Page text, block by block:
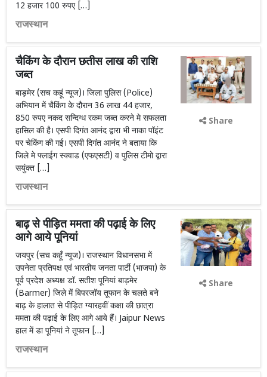
12 हजार 100 रुपए […]
राजस्थान
चैकिंग के दौरान छतीस लाख की राशि
जब्त
बाड़मेर (सच कहूं न्यूज)। जिला पुलिस (Police)
अभियान में चैकिंग के दौरान 36 लाख 44 हजार,
850 रुपए नकद सन्दिग्ध रकम जब्त करने मे सफलता
हासिल की है। एसपी दिगंत आनंद द्वारा भी नाका पॉइंट
पर चेकिंग की गई। एसपी दिगंत आनंद ने बताया कि
जिले मे फ्लाईग स्क्वाड (एफएसटी) व पुलिस टीमो द्वारा
सयुंक्त […]
राजस्थान
Share
बाढ़ से पीड़ित ममता की पढ़ाई के लिए
आगे आये पूनियां
जयपुर (सच कहूँ न्यूज)। राजस्थान विधानसभा में
उपनेता प्रतिपक्ष एवं भारतीय जनता पार्टी (भाजपा) के
पूर्व प्रदेश अध्यक्ष डॉ. सतीश पूनियां बाड़मेर
(Barmer) जिले में बिपरजॉय तूफान के चलते बने
बाढ़ के हालात से पीड़ित ग्यारहवीं कक्षा की छात्रा
ममता की पढ़ाई के लिए आगे आये हैं। Jaipur News
हाल में डा पूनियां ने तूफान […]
राजस्थान
Share